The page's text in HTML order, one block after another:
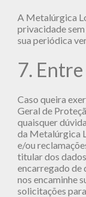
A Metalúrgica
privacidade
sua periódica
7.
Caso queira
Geral de
quaisquer
da Metalúrgica
e/ou
titular dos
encarregado de
nos encaminhe
solicitações